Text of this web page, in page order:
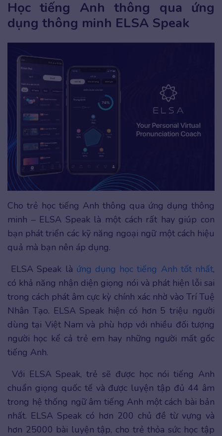
Học tiếng Anh thông qua ứng
dụng thông minh ELSA Speak
Cho trẻ học tiếng Anh thông qua ứng dụng thông
minh – ELSA Speak là một cách rất hay giúp con
bạn phát triển các kỹ năng ngoại ngữ một cách hiệu
quả mà bạn nên áp dụng.
ELSA Speak là ứng dụng học tiếng Anh tốt nhất,
có khả năng nhận diện giọng nói và phát hiện lỗi sai
trong cách phát âm cực kỳ chính xác nhờ vào Trí Tuệ
Nhân Tạo. ELSA Speak hiện có hơn 5 triệu người
dùng tại Việt Nam và phù hợp với nhiều đối tượng
người học kể cả trẻ em hay những người mất gốc
tiếng Anh.
Với ELSA Speak, trẻ sẽ được học nói tiếng Anh
chuẩn giọng quốc tế và được luyện tập đủ 44 âm
trong hệ thống ngữ âm tiếng Anh một cách bài bản
nhất. ELSA Speak có hơn 200 chủ đề từ vựng và
hơn 25000 bài luyện tập, cho trẻ thỏa sức học tập